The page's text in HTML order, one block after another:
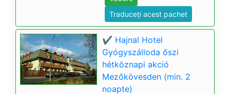
Traduceți acest pachet
✔️ Hajnal Hotel
Gyógyszálloda őszi
hétköznapi akció
Mezőkövesden (min. 2
noapte)